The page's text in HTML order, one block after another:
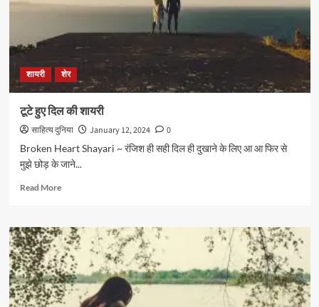
शायरी शेर
टूटे हुए दिल की शायरी
साहित्य दुनिया January 12, 2024
0
Broken Heart Shayari ~ रंजिश ही सही दिल ही दुखाने के लिए आ आ फिर से
मुझे छोड़ के जाने...
Read MoreRead
टूटे
हुए
दिल
की
शायरी